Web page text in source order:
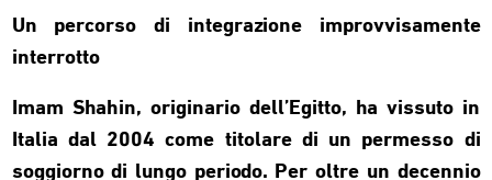
Un percorso di integrazione improvvisamente
interrotto
Imam Shahin, originario dell’Egitto, ha vissuto in
Italia dal 2004 come titolare di un permesso di
soggiorno di lungo periodo. Per oltre un decennio